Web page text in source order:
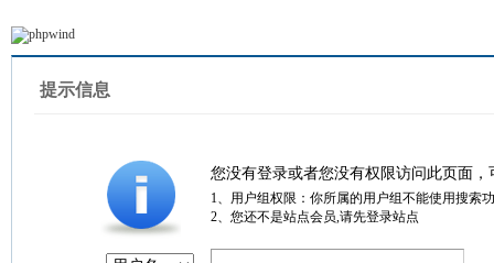
提示信息
您没有登录或者您没有权限访问此页面
1、用户组权限：你所属的用户组不能使用搜索
2、您还不是站点会员,请先登录站点